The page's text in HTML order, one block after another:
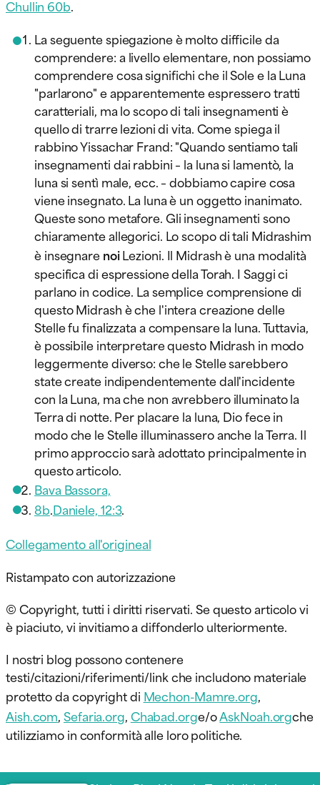
Chullin 60b.
La seguente spiegazione è molto difficile da
comprendere: a livello elementare, non possiamo
comprendere cosa significhi che il Sole e la Luna
"parlarono" e apparentemente espressero tratti
caratteriali, ma lo scopo di tali insegnamenti è
quello di trarre lezioni di vita. Come spiega il
rabbino Yissachar Frand: "Quando sentiamo tali
insegnamenti dai rabbini – la luna si lamentò, la
luna si sentì male, ecc. – dobbiamo capire cosa
viene insegnato. La luna è un oggetto inanimato.
Queste sono metafore. Gli insegnamenti sono
chiaramente allegorici. Lo scopo di tali Midrashim
è insegnarenoiLezioni. Il Midrash è una modalità
specifica di espressione della Torah. I Saggi ci
parlano in codice. La semplice comprensione di
questo Midrash è che l'intera creazione delle
Stelle fu finalizzata a compensare la luna. Tuttavia,
è possibile interpretare questo Midrash in modo
leggermente diverso: che le Stelle sarebbero
state create indipendentemente dall'incidente
con la Luna, ma che non avrebbero illuminato la
Terra di notte. Per placare la luna, Dio fece in
modo che le Stelle illuminassero anche la Terra. Il
primo approccio sarà adottato principalmente in
questo articolo.
Bava Bassora,
8b.Daniele, 12:3.
Collegamento all'origineal
Ristampato con autorizzazione
© Copyright, tutti i diritti riservati. Se questo articolo vi
è piaciuto, vi invitiamo a diffonderlo ulteriormente.
I nostri blog possono contenere
testi/citazioni/riferimenti/link che includono materiale
protetto da copyright di Mechon-Mamre.org,
Aish.com,Sefaria.org,Chabad.orge/oAskNoah.orgche
utilizziamo in conformità alle loro politiche.